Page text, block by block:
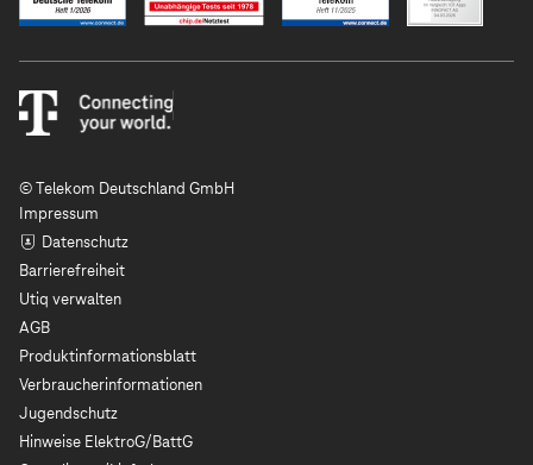
© Telekom Deutschland GmbH
Impressum
Datenschutz
Barrierefreiheit
Utiq verwalten
AGB
Produktinformationsblatt
Verbraucherinformationen
Jugendschutz
Hinweise ElektroG/BattG